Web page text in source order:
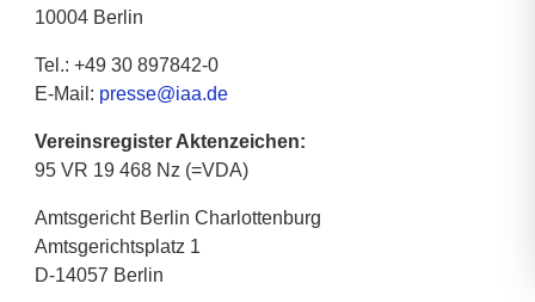
10004 Berlin
Tel.: +49 30 897842-0
E-Mail: presse@iaa.de
Vereinsregister Aktenzeichen:
95 VR 19 468 Nz (=VDA)
Amtsgericht Berlin Charlottenburg
Amtsgerichtsplatz 1
D-14057 Berlin